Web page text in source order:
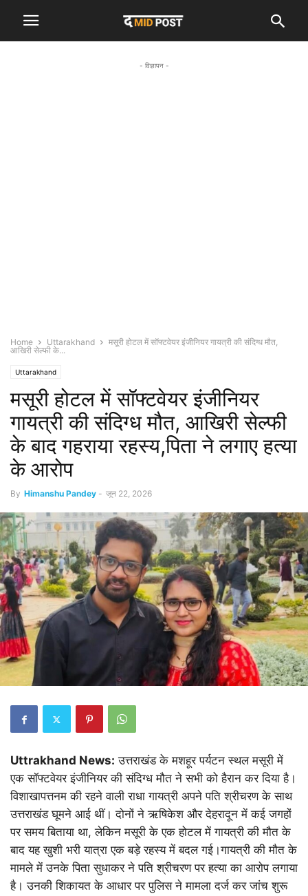
- विज्ञापन -
Home Uttarakhand
मसूरी होटल में सॉफ्टवेयर इंजीनियर गायत्री की संदिग्ध मौत,
आखिरी सेल्फी के...
Uttarakhand
मसूरी होटल में सॉफ्टवेयर इंजीनियर
गायत्री की संदिग्ध मौत, आखिरी सेल्फी
के बाद गहराया रहस्य,पिता ने लगाए हत्या
के आरोप
By Himanshu Pandey - जून 22, 2026
Uttrakhand News: उत्तराखंड के मशहूर पर्यटन स्थल मसूरी में
एक सॉफ्टवेयर इंजीनियर की संदिग्ध मौत ने सभी को हैरान कर दिया है।
विशाखापत्तनम की रहने वाली राधा गायत्री अपने पति श्रीचरण के साथ
उत्तराखंड घूमने आई थीं। दोनों ने ऋषिकेश और देहरादून में कई जगहों
पर समय बिताया था, लेकिन मसूरी के एक होटल में गायत्री की मौत के
बाद यह खुशी भरी यात्रा एक बड़े रहस्य में बदल गई।गायत्री की मौत के
मामले में उनके पिता सुधाकर ने पति श्रीचरण पर हत्या का आरोप लगाया
है। उनकी शिकायत के आधार पर पुलिस ने मामला दर्ज कर जांच शुरू